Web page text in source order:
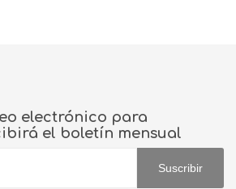
electrónico para
el boletín mensual
Suscribir